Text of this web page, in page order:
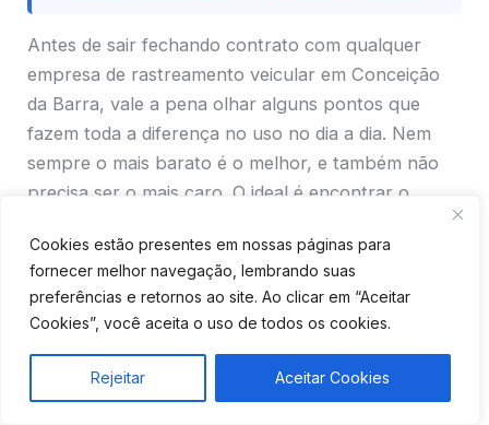
Cookies estão presentes em nossas páginas para
fornecer melhor navegação, lembrando suas
preferências e retornos ao site. Ao clicar em “Aceitar
Cookies”, você aceita o uso de todos os cookies.
Rejeitar Aceitar Cookies
Antes de sair fechando contrato com qualquer
empresa de rastreamento veicular em Conceição
da Barra, vale a pena olhar alguns pontos que
fazem toda a diferença no uso no dia a dia. Nem
sempre o mais barato é o melhor, e também não
precisa ser o mais caro. O ideal é encontrar o